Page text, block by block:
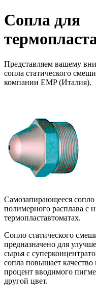
Сопла для
Представляем вашему
сопла статического
компании EMP (Италия).
Самозапирающееся
полимерного расплава с
термопластавтоматах.
Сопло статического
предназначено для
сырья с
сопла повышает
процент вводимого
другой цвет.